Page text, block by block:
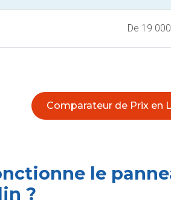
De 19
Comparateur de Prix en
le
?